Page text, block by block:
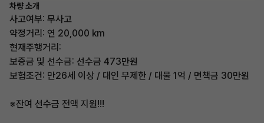
차량 소개
사고여부: 무사고
약정거리: 연 20,000 km
현재주행거리:
보증금 및 선수금: 선수금 473만원
보험조건: 만26세 이상 / 대인 무제한 / 대물 1억 / 면책금 30만원
※잔여 선수금 전액 지원!!!